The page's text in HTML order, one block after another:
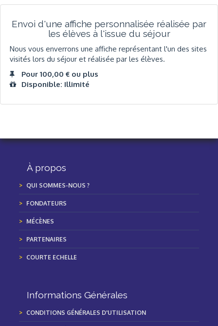
Envoi d'une affiche personnalisée réalisée par
les élèves à l'issue du séjour
Nous vous enverrons une affiche représentant l'un des sites
visités lors du séjour et réalisée par les élèves.
Pour 100,00 € ou plus
Disponible: Illimité
À propos
QUI SOMMES-NOUS ?
FONDATEURS
MÉCÈNES
PARTENAIRES
COURTE ECHELLE
Informations Générales
CONDITIONS GÉNÉRALES D'UTILISATION